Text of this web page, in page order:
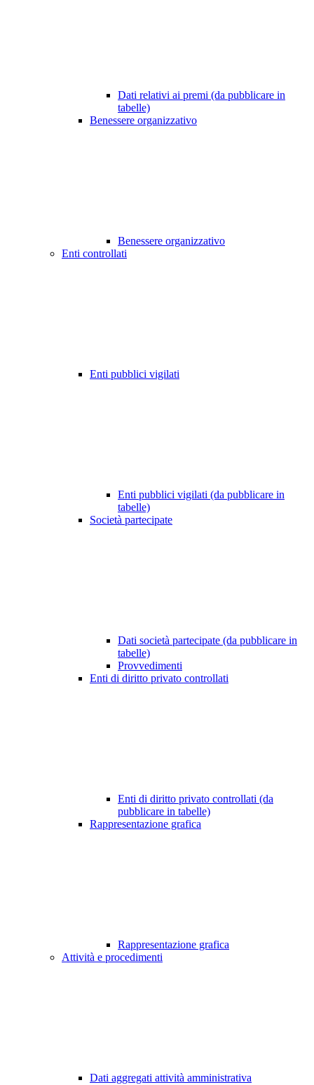
Dati relativi ai premi (da pubblicare in
tabelle)
Benessere organizzativo
Benessere organizzativo
Enti controllati
Enti pubblici vigilati
Enti pubblici vigilati (da pubblicare in
tabelle)
Società partecipate
Dati società partecipate (da pubblicare in
tabelle)
Provvedimenti
Enti di diritto privato controllati
Enti di diritto privato controllati (da
pubblicare in tabelle)
Rappresentazione grafica
Rappresentazione grafica
Attività e procedimenti
Dati aggregati attività amministrativa